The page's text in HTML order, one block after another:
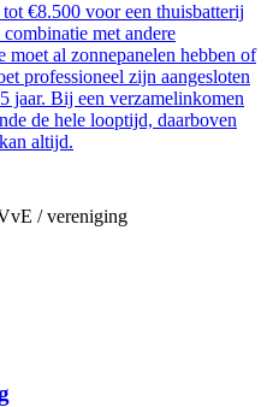
€8.500 voor een thuisbatterij
met andere
moet al zonnepanelen hebben of
professioneel zijn aangesloten
jaar. Bij een verzamelinkomen
de hele looptijd, daarboven
altijd.
/ vereniging